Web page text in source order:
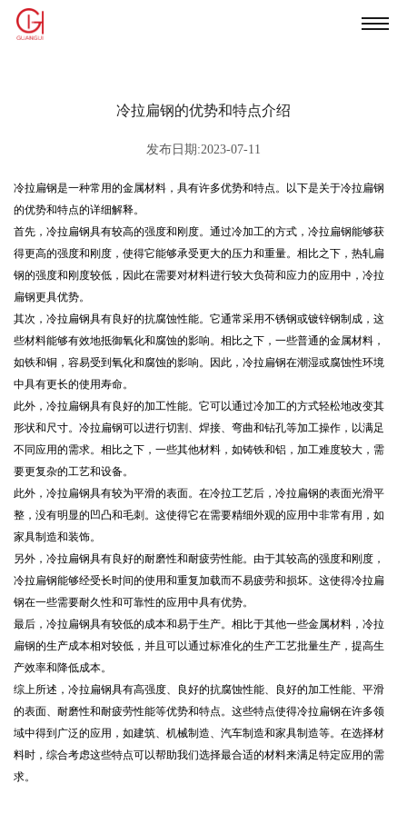
冷拉扁钢的优势和特点介绍
发布日期:2023-07-11
冷拉扁钢是一种常用的金属材料，具有许多优势和特点。以下是关于冷拉扁钢
的优势和特点的详细解释。
首先，冷拉扁钢具有较高的强度和刚度。通过冷加工的方式，冷拉扁钢能够获
得更高的强度和刚度，使得它能够承受更大的压力和重量。相比之下，热轧扁
钢的强度和刚度较低，因此在需要对材料进行较大负荷和应力的应用中，冷拉
扁钢更具优势。
其次，冷拉扁钢具有良好的抗腐蚀性能。它通常采用不锈钢或镀锌钢制成，这
些材料能够有效地抵御氧化和腐蚀的影响。相比之下，一些普通的金属材料，
如铁和铜，容易受到氧化和腐蚀的影响。因此，冷拉扁钢在潮湿或腐蚀性环境
中具有更长的使用寿命。
此外，冷拉扁钢具有良好的加工性能。它可以通过冷加工的方式轻松地改变其
形状和尺寸。冷拉扁钢可以进行切割、焊接、弯曲和钻孔等加工操作，以满足
不同应用的需求。相比之下，一些其他材料，如铸铁和铝，加工难度较大，需
要更复杂的工艺和设备。
此外，冷拉扁钢具有较为平滑的表面。在冷拉工艺后，冷拉扁钢的表面光滑平
整，没有明显的凹凸和毛刺。这使得它在需要精细外观的应用中非常有用，如
家具制造和装饰。
另外，冷拉扁钢具有良好的耐磨性和耐疲劳性能。由于其较高的强度和刚度，
冷拉扁钢能够经受长时间的使用和重复加载而不易疲劳和损坏。这使得冷拉扁
钢在一些需要耐久性和可靠性的应用中具有优势。
最后，冷拉扁钢具有较低的成本和易于生产。相比于其他一些金属材料，冷拉
扁钢的生产成本相对较低，并且可以通过标准化的生产工艺批量生产，提高生
产效率和降低成本。
综上所述，冷拉扁钢具有高强度、良好的抗腐蚀性能、良好的加工性能、平滑
的表面、耐磨性和耐疲劳性能等优势和特点。这些特点使得冷拉扁钢在许多领
域中得到广泛的应用，如建筑、机械制造、汽车制造和家具制造等。在选择材
料时，综合考虑这些特点可以帮助我们选择最合适的材料来满足特定应用的需
求。